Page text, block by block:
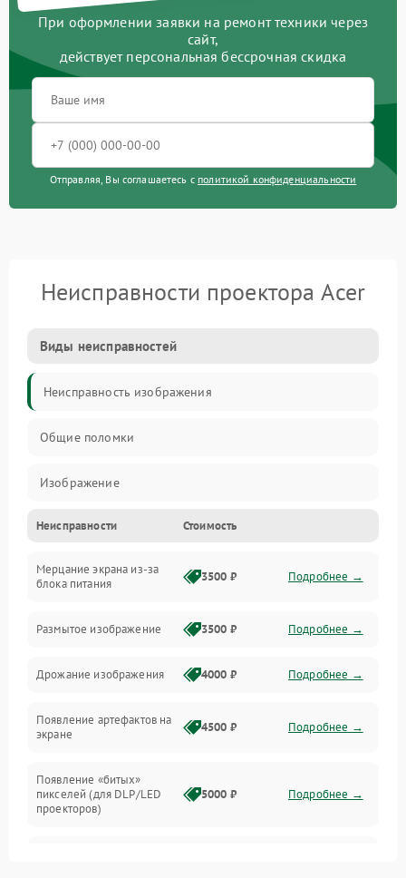
При оформлении заявки на ремонт техники через
сайт,
действует персональная бессрочная скидка
Отправляя, Вы соглашаетесь с политикой конфиденциальности
Неисправности проектора Acer
Виды неисправностей
Неисправность изображения
Общие поломки
Изображение
Лампа подсветки
Неисправность управления и интерфейсов
Неисправности Стоимость
Мерцание экрана из-за
блока питания
3500 ₽ Подробнее →
Размытое изображение 3500 ₽ Подробнее →
Дрожание изображения 4000 ₽ Подробнее →
Появление артефактов на
экране
4500 ₽ Подробнее →
Появление «битых»
пикселей (для DLP/LED
проекторов)
5000 ₽ Подробнее →